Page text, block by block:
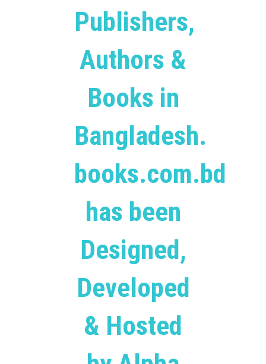
Publishers,
Authors &
Books in
Bangladesh.
books.com.bd
has been
Designed,
Developed
& Hosted